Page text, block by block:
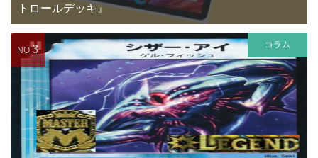
トロールデッキ』
コラム
NO.3